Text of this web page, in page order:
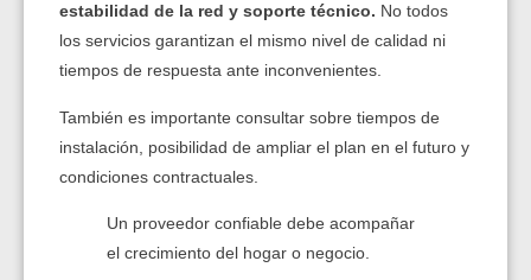
estabilidad de la red y soporte técnico. No todos
los servicios garantizan el mismo nivel de calidad ni
tiempos de respuesta ante inconvenientes.
También es importante consultar sobre tiempos de
instalación, posibilidad de ampliar el plan en el futuro y
condiciones contractuales.
Un proveedor confiable debe acompañar
el crecimiento del hogar o negocio.